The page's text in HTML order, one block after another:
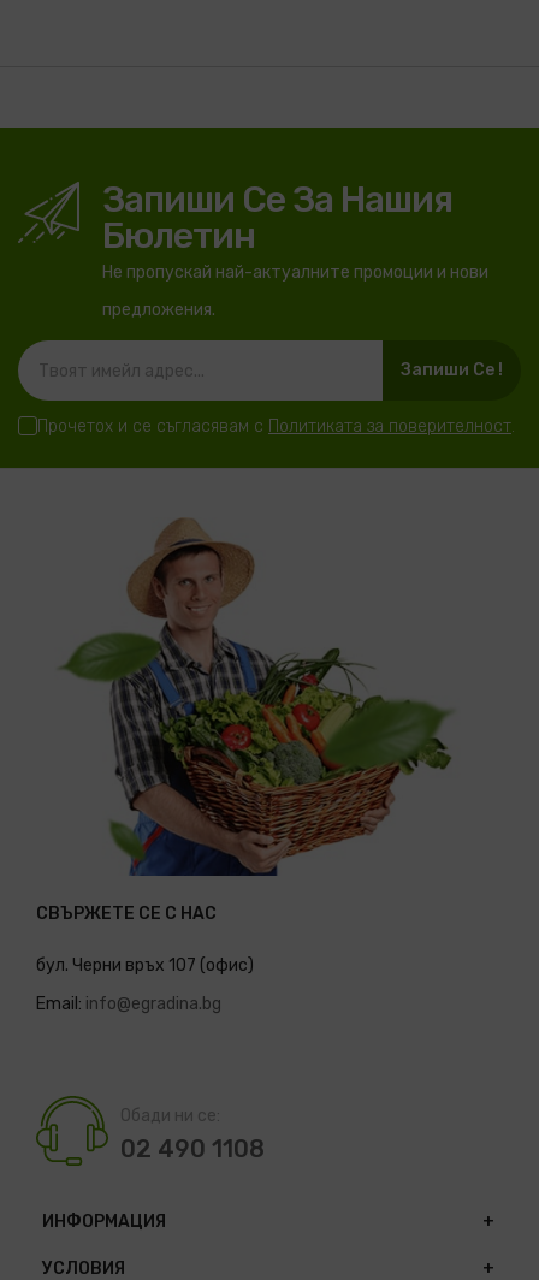
Запиши Се За Нашия
Бюлетин
Не пропускай най-актуалните промоции и нови
предложения.
Запиши Се !
Прочетох и се съгласявам с Политиката за поверителност.
СВЪРЖЕТЕ СЕ С НАС
бул. Черни връх 107 (офис)
Email: info@egradina.bg
Обади ни се:
02 490 1108
ИНФОРМАЦИЯ
УСЛОВИЯ